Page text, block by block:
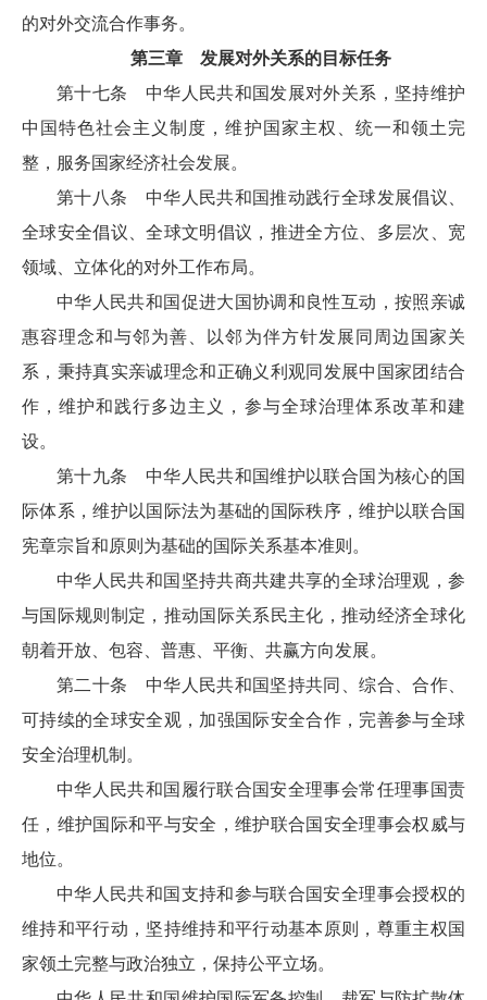
的对外交流合作事务。
第三章 发展对外关系的目标任务
第十七条 中华人民共和国发展对外关系，坚持维护
中国特色社会主义制度，维护国家主权、统一和领土完
整，服务国家经济社会发展。
第十八条 中华人民共和国推动践行全球发展倡议、
全球安全倡议、全球文明倡议，推进全方位、多层次、宽
领域、立体化的对外工作布局。
中华人民共和国促进大国协调和良性互动，按照亲诚
惠容理念和与邻为善、以邻为伴方针发展同周边国家关
系，秉持真实亲诚理念和正确义利观同发展中国家团结合
作，维护和践行多边主义，参与全球治理体系改革和建
设。
第十九条 中华人民共和国维护以联合国为核心的国
际体系，维护以国际法为基础的国际秩序，维护以联合国
宪章宗旨和原则为基础的国际关系基本准则。
中华人民共和国坚持共商共建共享的全球治理观，参
与国际规则制定，推动国际关系民主化，推动经济全球化
朝着开放、包容、普惠、平衡、共赢方向发展。
第二十条 中华人民共和国坚持共同、综合、合作、
可持续的全球安全观，加强国际安全合作，完善参与全球
安全治理机制。
中华人民共和国履行联合国安全理事会常任理事国责
任，维护国际和平与安全，维护联合国安全理事会权威与
地位。
中华人民共和国支持和参与联合国安全理事会授权的
维持和平行动，坚持维持和平行动基本原则，尊重主权国
家领土完整与政治独立，保持公平立场。